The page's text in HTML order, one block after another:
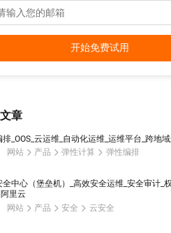
开始免费试用
章
_OOS_云运维_自动化运维_运维平台_跨地
网站 产品 弹性计算 弹性编排
全中心（堡垒机）_高效安全运维_安全审计_
里云
网站 产品 安全 云安全